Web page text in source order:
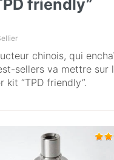
friendly”
chinois, qui
sellers va mettre sur
kit “TPD friendly”.